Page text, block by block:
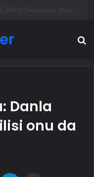
Danla
onu da
WhatsApp